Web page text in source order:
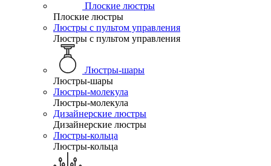
Плоские люстры
Плоские люстры
Люстры с пультом управления
Люстры с пультом управления
Люстры-шары
Люстры-шары
Люстры-молекула
Люстры-молекула
Дизайнерские люстры
Дизайнерские люстры
Люстры-кольца
Люстры-кольца